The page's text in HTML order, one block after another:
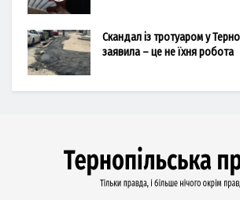
Скандал із тротуаром у
заявила – це не їхня робота